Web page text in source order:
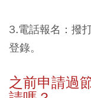
3.電話報名：撥
登錄。
之前申請過